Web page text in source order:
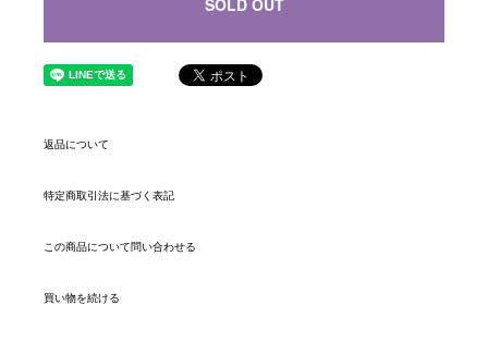
SOLD OUT
返品について
特定商取引法に基づく表記
この商品について問い合わせる
買い物を続ける